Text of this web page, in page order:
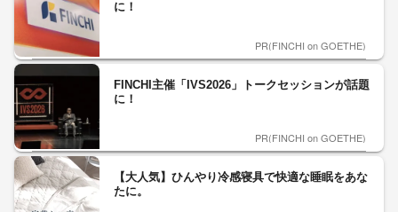
に！
PR(FINCHI on GOETHE)
FINCHI主催「IVS2026」トークセッションが話題
に！
PR(FINCHI on GOETHE)
【大人気】ひんやり冷感寝具で快適な睡眠をあな
たに。